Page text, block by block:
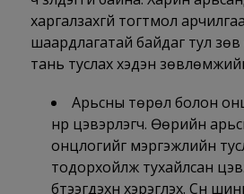
харгалзахгүй тогтмол
шаардлагатай байдаг тул зөв
тань туслах хэдэн
Арьсны төрөл болон
нүүр цэвэрлэгч. Өөрийн
онцлогийг мэргэжлийн
тодорхойлж тухайлсан
бүтээгдэхүүн хэрэглэх. Сүүн